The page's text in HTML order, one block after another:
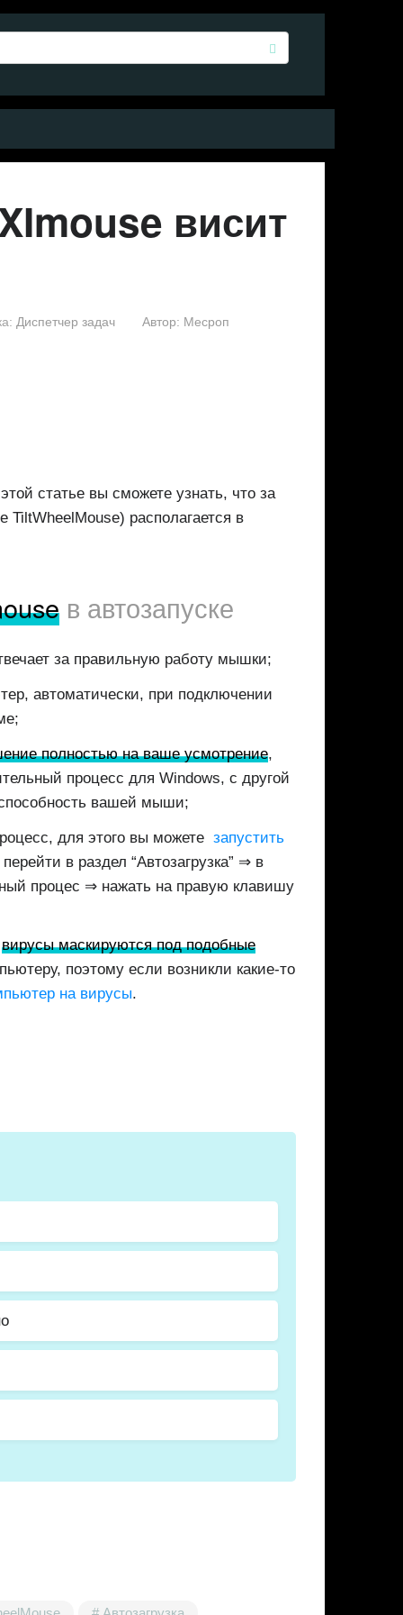
висит
Диспетчер задач Автор: Месроп
статье вы сможете узнать, что за
TiltWheelMouse) располагается в
в автозапуске
за правильную работу мышки;
автоматически, при подключении
полностью на ваше усмотрение,
процесс для Windows, с другой
вашей мыши;
для этого вы можете запустить
в раздел “Автозагрузка” ⇒ в
процес ⇒ нажать на правую клавишу
вирусы маскируются под подобные
поэтому если возникли какие-то
на вирусы.